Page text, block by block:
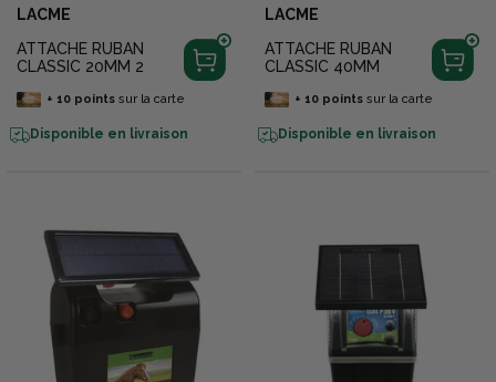
LACME
ATTACHE RUBAN
CLASSIC 20MM 2
+ 10pointssur la carte
Disponible en livraison
LACME
ATTACHE RUBAN
CLASSIC 40MM
+ 10pointssur la carte
Disponible en livraison